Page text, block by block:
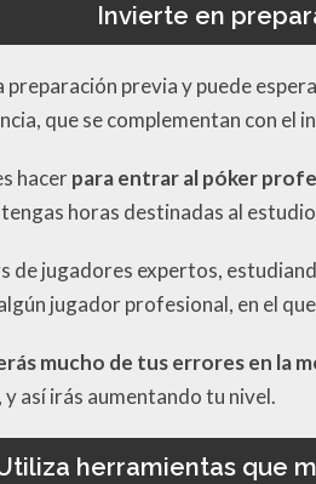
Invierte en
preparación previa y puede
que se complementan con el
hacerpara entrar al póker
horas destinadas al
de jugadores expertos,
jugador profesional, en el
mucho de tus errores en la
así irás aumentando tu nivel.
herramientas que